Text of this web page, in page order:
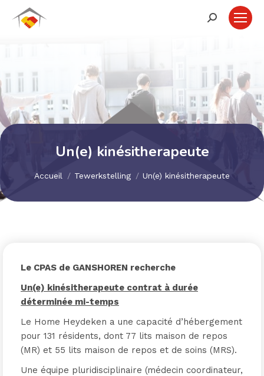
Recherche
Un(e) kinésitherapeute
Accueil Tewerkstelling Un(e) kinésitherapeute
Le CPAS de GANSHOREN recherche
Un(e) kinésitherapeute contrat à durée
déterminée mi-temps
Le Home Heydeken a une capacité d’hébergement
pour 131 résidents, dont 77 lits maison de repos
(MR) et 55 lits maison de repos et de soins (MRS).
Une équipe pluridisciplinaire (médecin coordinateur,